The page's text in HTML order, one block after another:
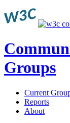
Groups
Current
Reports
About